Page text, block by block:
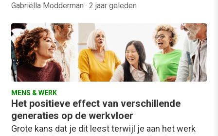
Gabriëlla Modderman · 2 jaar geleden
MENS & WERK
Het positieve effect van verschillende
generaties op de werkvloer
Grote kans dat je dit leest terwijl je aan het werk